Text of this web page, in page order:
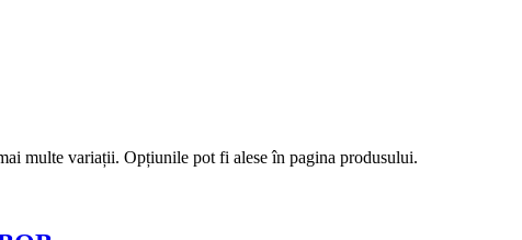
multe variații. Opțiunile pot fi alese în pagina produsului.